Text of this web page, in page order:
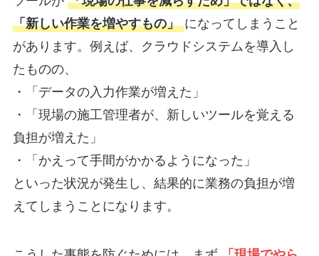
「新しい作業を増やすもの」になってしまうこと
があります。例えば、クラウドシステムを導入し
たものの、
・「データの入力作業が増えた」
・「現場の施工管理者が、新しいツールを覚える
負担が増えた」
・「かえって手間がかかるようになった」
といった状況が発生し、結果的に業務の負担が増
えてしまうことになります。